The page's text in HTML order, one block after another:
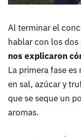
Al terminar el
hablar con los
nos explicaron
La primera fase
en sal, azúcar y
que se seque un
aromas.